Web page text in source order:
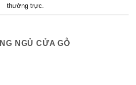
thường trực
NGỦ CỬA GỖ